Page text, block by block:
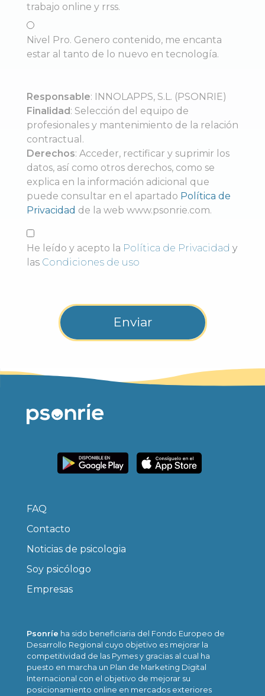
trabajo online y rrss.
Nivel Pro. Genero contenido, me encanta
estar al tanto de lo nuevo en tecnología.
Responsable: INNOLAPPS, S.L. (PSONRIE)
Finalidad: Selección del equipo de
profesionales y mantenimiento de la relación
contractual.
Derechos: Acceder, rectificar y suprimir los
datos, así como otros derechos, como se
explica en la información adicional que
puede consultar en el apartado Política de
Privacidad de la web www.psonrie.com.
He leído y acepto la Política de Privacidad y
las Condiciones de uso
FAQ
Contacto
Noticias de psicologia
Soy psicólogo
Empresas
Psonríe ha sido beneficiaria del Fondo Europeo de
Desarrollo Regional cuyo objetivo es mejorar la
competitividad de las Pymes y gracias al cual ha
puesto en marcha un Plan de Marketing Digital
Internacional con el objetivo de mejorar su
posicionamiento online en mercados exteriores